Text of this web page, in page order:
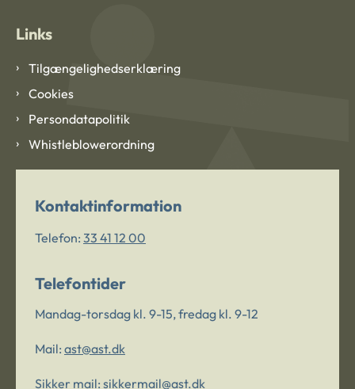
Links
Tilgængelighedserklæring
Cookies
Persondatapolitik
Whistleblowerordning
Kontaktinformation
Telefon: 33 41 12 00
Telefontider
Mandag-torsdag kl. 9-15, fredag kl. 9-12
Mail: ast@ast.dk
Sikker mail: sikkermail@ast.dk